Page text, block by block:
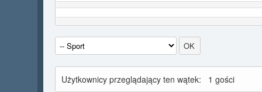
Użytkownicy przeglądający ten wątek: 1 gości